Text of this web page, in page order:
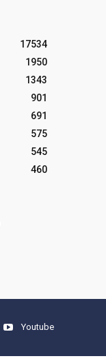
17534
1950
1343
901
691
575
545
460
Youtube